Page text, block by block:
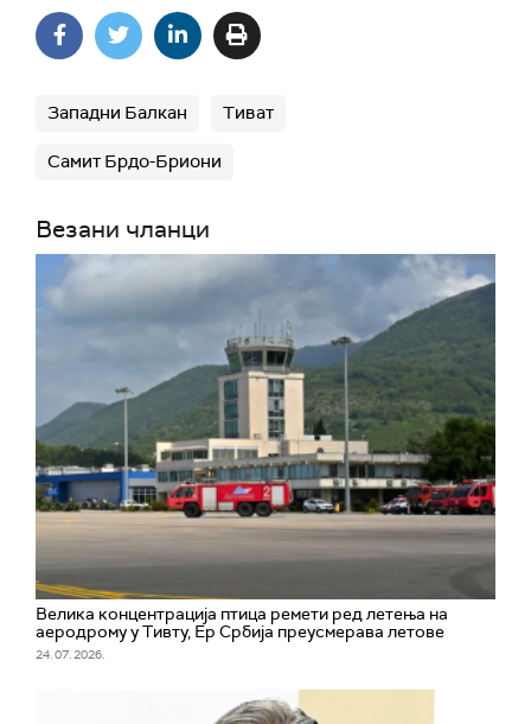
Западни Балкан Тиват
Самит Брдо-Бриони
Везани чланци
Велика концентрација птица ремети ред летења на
аеродрому у Тивту, Ер Србија преусмерава летове
24. 07. 2026.